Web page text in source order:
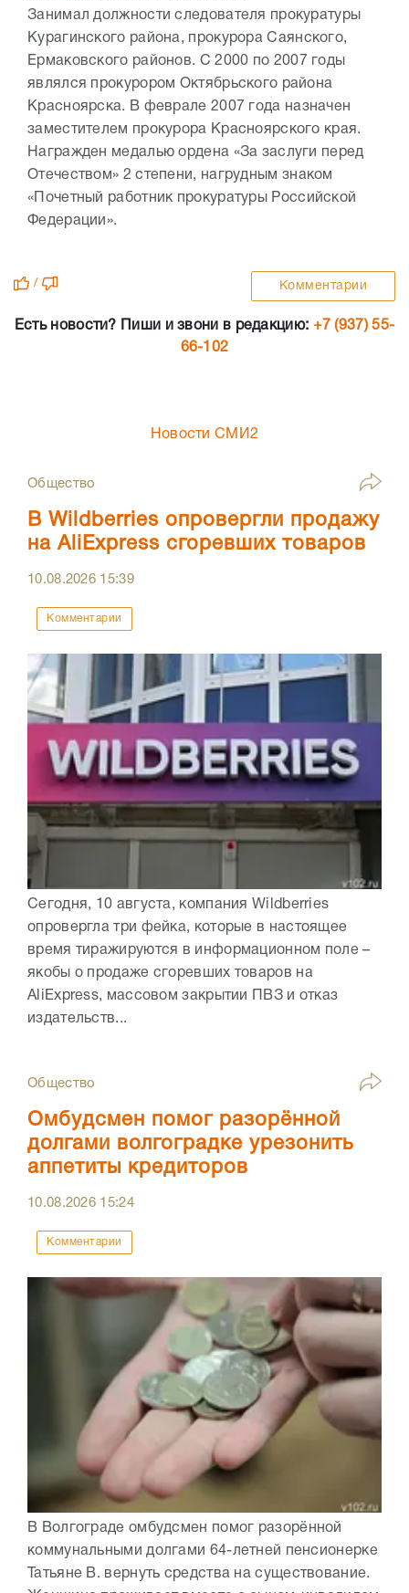
Занимал должности следователя прокуратуры
Курагинского района, прокурора Саянского,
Ермаковского районов. С 2000 по 2007 годы
являлся прокурором Октябрьского района
Красноярска. В феврале 2007 года назначен
заместителем прокурора Красноярского края.
Награжден медалью ордена «За заслуги перед
Отечеством» 2 степени, нагрудным знаком
«Почетный работник прокуратуры Российской
Федерации».
/ Комментарии
Есть новости? Пиши и звони в редакцию: +7 (937) 55-
66-102
Новости СМИ2
Общество
В Wildberries опровергли продажу
на AliExpress сгоревших товаров
10.08.2026 15:39
Комментарии
Сегодня, 10 августа, компания Wildberries
опровергла три фейка, которые в настоящее
время тиражируются в информационном поле –
якобы о продаже сгоревших товаров на
AliExpress, массовом закрытии ПВЗ и отказ
издательств...
Общество
Омбудсмен помог разорённой
долгами волгоградке урезонить
аппетиты кредиторов
10.08.2026 15:24
Комментарии
В Волгограде омбудсмен помог разорённой
коммунальными долгами 64-летней пенсионерке
Татьяне В. вернуть средства на существование.